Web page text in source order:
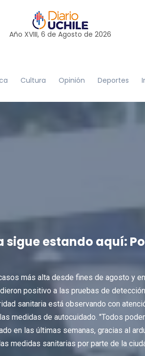
Año XVIII, 6 de Agosto de 2026
Cultura Opinión Deportes
sigue estando aquí:
más alta desde fines de agosto y
positivo a las pruebas de
sanitaria está observando con
medidas de autocuidado. "Todos
en las últimas semanas, gracias al
medidas sanitarias por parte de la